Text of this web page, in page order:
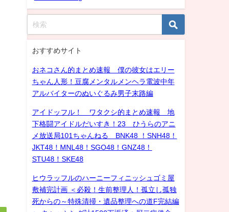
おすすめサイト
おネコさん的まとめ速報 僕の彼女はエリー
ちゃん人形！豆腐メンタルメンヘラ電波中年
アルバイターのぬいぐるみ男子末路編
アイドッフル！ ワタクシ的まとめ速報 地
下格闘アイドルだいすき！23 ひうらのアニ
メ放送局101ちゃんねる BNK48 ！SNH48！
JKT48！MNL48！SGO48！GNZ48！
STU48！SKE48
ヒウラッフルのハーニーフィニッシュゴミ屋
敷補完計画 ＜必殺！生前整理人！孤立し孤独
死からの～特殊清掃・遺品整理への道F完結編